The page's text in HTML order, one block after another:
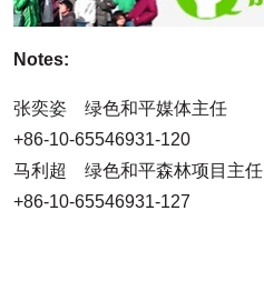
Notes:
张奕姿 绿色和平媒体主任
+86-10-65546931-120
马利超 绿色和平森林项目主任
+86-10-65546931-127